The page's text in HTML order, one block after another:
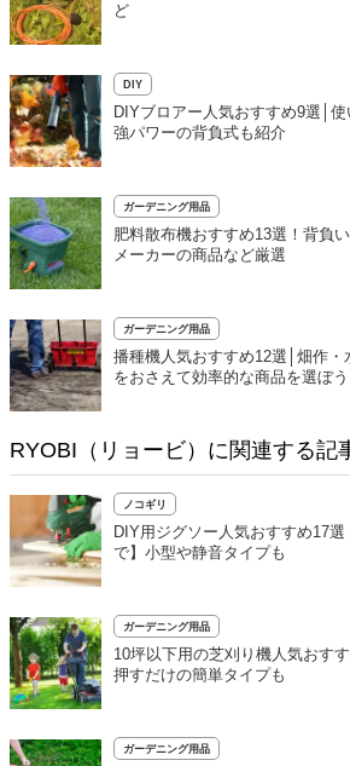
ど
DIY
DIYブロアー人気おすすめ9選│使
強パワーの背負式も紹介
ガーデニング用品
肥料散布機おすすめ13選！背負
メーカーの商品など厳選
ガーデニング用品
播種機人気おすすめ12選│畑作
をおさえて効率的な商品を選ぼう
RYOBI（リョービ）に関連する記
ノコギリ
DIY用ジグソー人気おすすめ17
で】小型や静音タイプも
ガーデニング用品
10坪以下用の芝刈り機人気おす
押すだけの簡単タイプも
ガーデニング用品